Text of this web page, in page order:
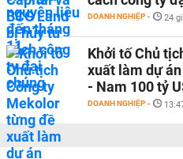
DOANH NGHIỆP - 24
Khởi tố Chủ
xuất làm dự
- Nam 100 tỷ
DOANH NGHIỆP -